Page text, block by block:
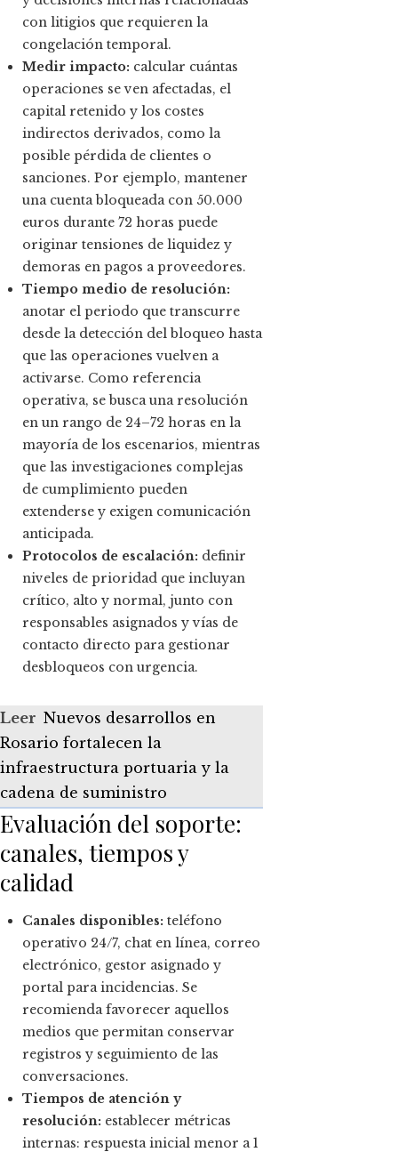
con litigios que requieren la
congelación temporal.
Medir impacto: calcular cuántas
operaciones se ven afectadas, el
capital retenido y los costes
indirectos derivados, como la
posible pérdida de clientes o
sanciones. Por ejemplo, mantener
una cuenta bloqueada con 50.000
euros durante 72 horas puede
originar tensiones de liquidez y
demoras en pagos a proveedores.
Tiempo medio de resolución:
anotar el periodo que transcurre
desde la detección del bloqueo hasta
que las operaciones vuelven a
activarse. Como referencia
operativa, se busca una resolución
en un rango de 24–72 horas en la
mayoría de los escenarios, mientras
que las investigaciones complejas
de cumplimiento pueden
extenderse y exigen comunicación
anticipada.
Protocolos de escalación: definir
niveles de prioridad que incluyan
crítico, alto y normal, junto con
responsables asignados y vías de
contacto directo para gestionar
desbloqueos con urgencia.
Leer Nuevos desarrollos en
Rosario fortalecen la
infraestructura portuaria y la
cadena de suministro
Evaluación del soporte:
canales, tiempos y
calidad
Canales disponibles: teléfono
operativo 24/7, chat en línea, correo
electrónico, gestor asignado y
portal para incidencias. Se
recomienda favorecer aquellos
medios que permitan conservar
registros y seguimiento de las
conversaciones.
Tiempos de atención y
resolución: establecer métricas
internas: respuesta inicial menor a 1